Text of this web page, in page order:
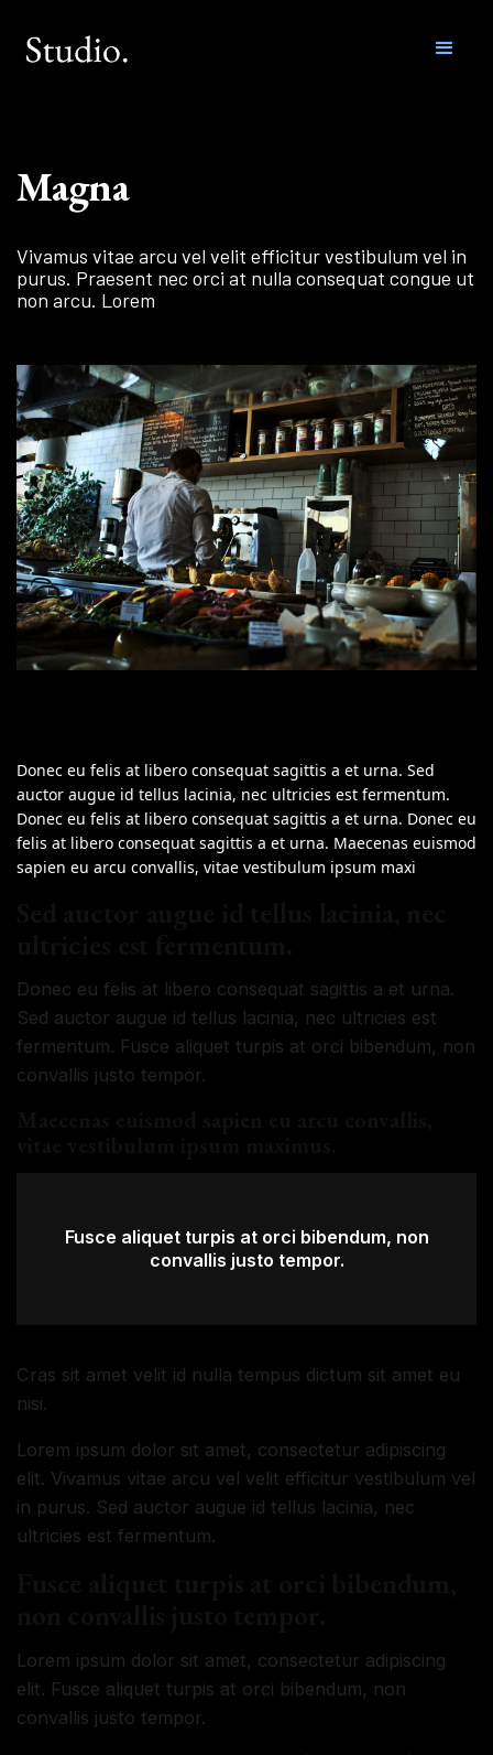
Magna
Vivamus vitae arcu vel velit efficitur vestibulum vel in
purus. Praesent nec orci at nulla consequat congue ut
non arcu. Lorem
Donec eu felis at libero consequat sagittis a et urna. Sed
auctor augue id tellus lacinia, nec ultricies est fermentum.
Donec eu felis at libero consequat sagittis a et urna. Donec eu
felis at libero consequat sagittis a et urna. Maecenas euismod
sapien eu arcu convallis, vitae vestibulum ipsum maxi
Donec eu felis at libero consequat sagittis a et urna.
Sed auctor augue id tellus lacinia, nec ultricies est
fermentum. Fusce aliquet turpis at orci bibendum, non
convallis justo tempor.
Fusce aliquet turpis at orci bibendum, non
convallis justo tempor.
Cras sit amet velit id nulla tempus dictum sit amet eu
nisi.
Lorem ipsum dolor sit amet, consectetur adipiscing
elit. Vivamus vitae arcu vel velit efficitur vestibulum vel
in purus. Sed auctor augue id tellus lacinia, nec
ultricies est fermentum.
Lorem ipsum dolor sit amet, consectetur adipiscing
elit. Fusce aliquet turpis at orci bibendum, non
convallis justo tempor.